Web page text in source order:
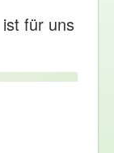
für uns